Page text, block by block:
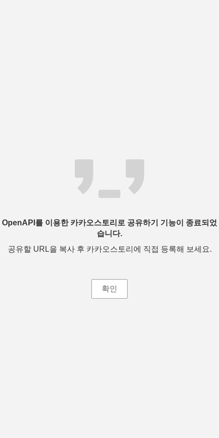
OpenAPI를 이용한 카카오스토리로 공유하기 기능이 종료되었
습니다.
공유할 URL을 복사 후 카카오스토리에 직접 등록해 보세요.
확인